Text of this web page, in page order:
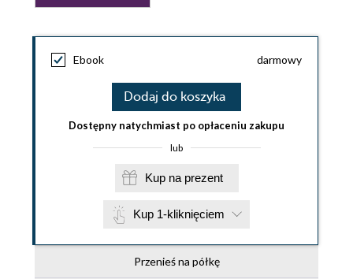
Ebook darmowy
Dodaj do koszyka
Dostępny natychmiast po opłaceniu zakupu
lub
Kup na prezent
Kup 1-kliknięciem
Przenieś na półkę